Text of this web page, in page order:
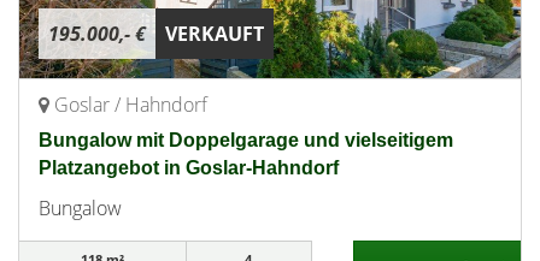
195.000,- € VERKAUFT
Goslar / Hahndorf
Bungalow mit Doppelgarage und vielseitigem
Platzangebot in Goslar-Hahndorf
Bungalow